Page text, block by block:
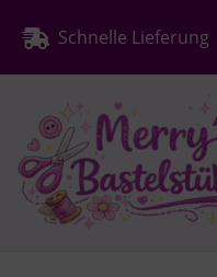
Sprungnavigation
Schnelle Lieferung